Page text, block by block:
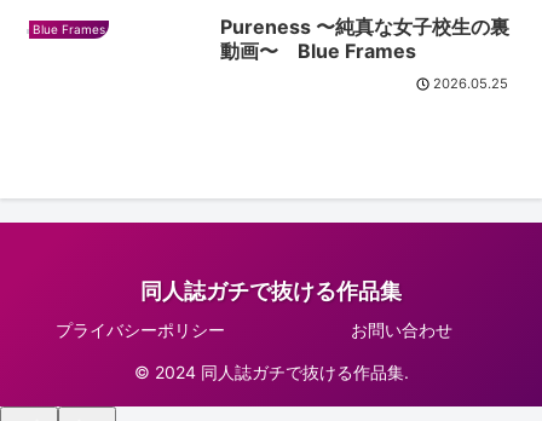
Blue Frames
Pureness 〜純真な女子校生の裏
動画〜 Blue Frames
2026.05.25
同人誌ガチで抜ける作品集
プライバシーポリシー お問い合わせ
© 2024 同人誌ガチで抜ける作品集.